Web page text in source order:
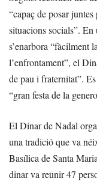
“capaç de posar
situacions socials”. En
s’enarbora “fàcilment
l’enfrontament”, el
de pau i fraternitat”.
“gran festa de la
El Dinar de Nadal
una tradició que va
Basílica de Santa
dinar va reunir 47